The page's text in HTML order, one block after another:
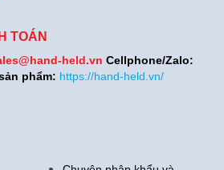
TOÁN
held.vn Cellphone/Zalo:
phẩm: https://hand-held.vn/